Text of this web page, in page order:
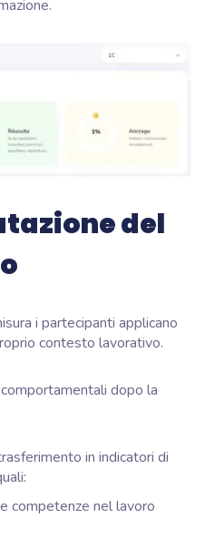
del
i partecipanti applicano
contesto lavorativo.
dopo la
in indicatori di
competenze nel lavoro